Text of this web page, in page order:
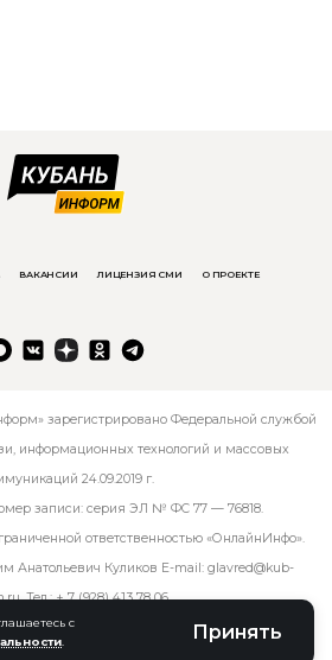
с
Принять
ВАКАНСИИ ЛИЦЕНЗИЯ СМИ О ПРОЕКТЕ
зарегистрировано Федеральной службой
информационных технологий и массовых
24.09.2019 г.
записи: серия ЭЛ № ФС 77 — 76818.
ответственностью «ОнлайнИнфо».
Анатольевич Куликов E-mail: glavred@kub-
. Тел.:+ 7 (928) 413 78 06.
© kub-inform 2026